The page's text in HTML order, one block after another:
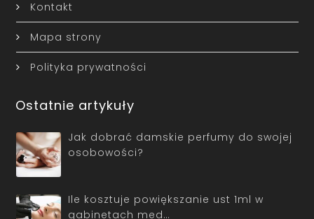
Kontakt
Mapa strony
Polityka prywatności
Ostatnie artykuły
Jak dobrać damskie perfumy do swojej
osobowości?
Ile kosztuje powiększanie ust 1ml w
gabinetach med…